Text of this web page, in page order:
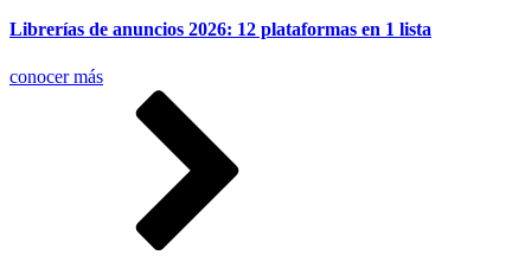
Librerías de anuncios 2026: 12 plataformas en 1 lista
conocer más